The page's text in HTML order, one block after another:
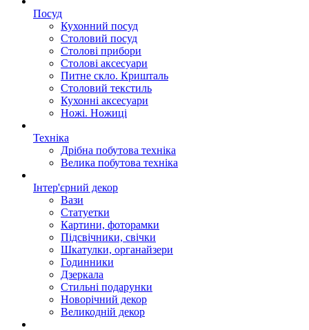
Посуд
Кухонний посуд
Столовий посуд
Столові прибори
Столові аксесуари
Питне скло. Кришталь
Столовий текстиль
Кухонні аксесуари
Ножі. Ножиці
Техніка
Дрібна побутова техніка
Велика побутова техніка
Інтер'єрний декор
Вази
Статуетки
Картини, фоторамки
Підсвічники, свічки
Шкатулки, органайзери
Годинники
Дзеркала
Стильні подарунки
Новорічний декор
Великодній декор